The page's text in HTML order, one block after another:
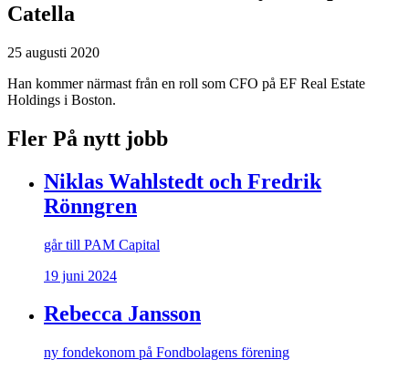
Catella
25 augusti 2020
Han kommer närmast från en roll som CFO på EF Real Estate
Holdings i Boston.
Fler På nytt jobb
Niklas Wahlstedt och Fredrik
Rönngren
går till PAM Capital
19 juni 2024
Rebecca Jansson
ny fondekonom på Fondbolagens förening